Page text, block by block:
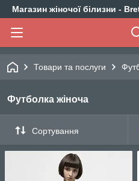
Магазин жіночої білизни -
Товари та послуги
Футболка жіноча
Сортування